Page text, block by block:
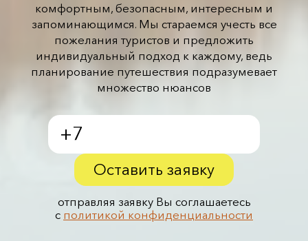
комфортным, безопасным, интересным и
запоминающимся. Мы стараемся учесть все
пожелания туристов и предложить
индивидуальный подход к каждому, ведь
планирование путешествия подразумевает
множество нюансов
Оставить заявку
отправляя заявку Вы соглашаетесь
с политикой конфиденциальности